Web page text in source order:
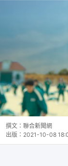
撰文： 聯合新聞網
出版： 2021-10-08